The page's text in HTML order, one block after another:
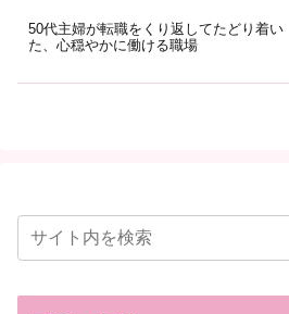
50代主婦が転職をくり返してたどり着い
た、心穏やかに働ける職場